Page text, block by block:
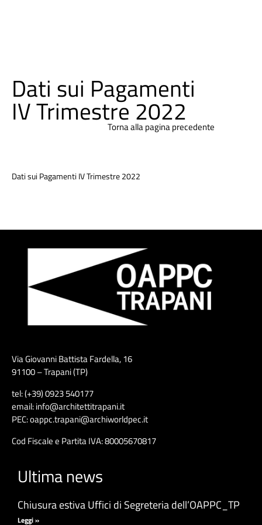
Dati sui Pagamenti
IV Trimestre 2022
Torna alla pagina precedente
Dati sui Pagamenti IV Trimestre 2022
Via Giovanni Battista Fardella, 16
91100 – Trapani (TP)
tel: (+39) 0923 540177
email: info@architettitrapani.it
PEC: oappc.trapani@archiworldpec.it
Cod Fiscale e Partita IVA: 80005670817
Ultima news
Chiusura estiva Uffici di Segreteria dell’OAPPC_TP
Leggi »